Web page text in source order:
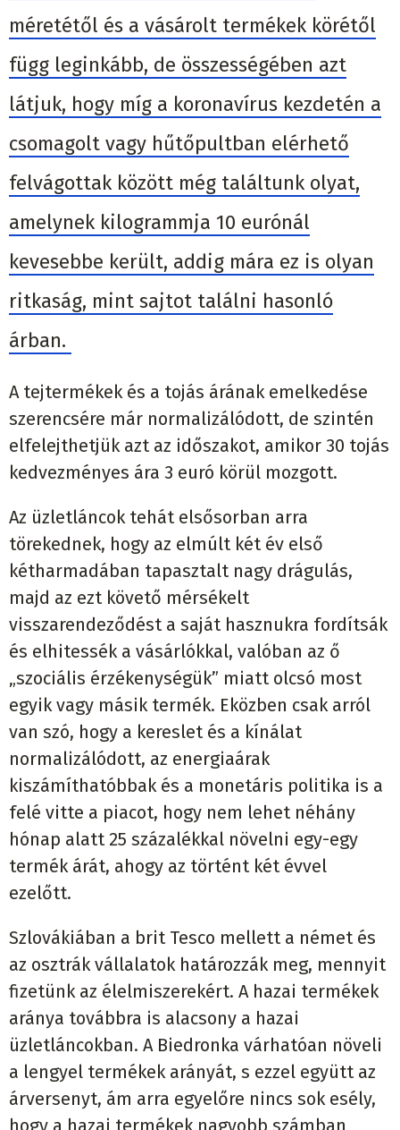
méretétől és a vásárolt termékek körétől
függ leginkább, de összességében azt
látjuk, hogy míg a koronavírus kezdetén a
csomagolt vagy hűtőpultban elérhető
felvágottak között még találtunk olyat,
amelynek kilogrammja 10 eurónál
kevesebbe került, addig mára ez is olyan
ritkaság, mint sajtot találni hasonló
árban.
A tejtermékek és a tojás árának emelkedése
szerencsére már normalizálódott, de szintén
elfelejthetjük azt az időszakot, amikor 30 tojás
kedvezményes ára 3 euró körül mozgott.
Az üzletláncok tehát elsősorban arra
törekednek, hogy az elmúlt két év első
kétharmadában tapasztalt nagy drágulás,
majd az ezt követő mérsékelt
visszarendeződést a saját hasznukra fordítsák
és elhitessék a vásárlókkal, valóban az ő
„szociális érzékenységük” miatt olcsó most
egyik vagy másik termék. Eközben csak arról
van szó, hogy a kereslet és a kínálat
normalizálódott, az energiaárak
kiszámíthatóbbak és a monetáris politika is a
felé vitte a piacot, hogy nem lehet néhány
hónap alatt 25 százalékkal növelni egy-egy
termék árát, ahogy az történt két évvel
ezelőtt.
Szlovákiában a brit Tesco mellett a német és
az osztrák vállalatok határozzák meg, mennyit
fizetünk az élelmiszerekért. A hazai termékek
aránya továbbra is alacsony a hazai
üzletláncokban. A Biedronka várhatóan növeli
a lengyel termékek arányát, s ezzel együtt az
árversenyt, ám arra egyelőre nincs sok esély,
hogy a hazai termékek nagyobb számban